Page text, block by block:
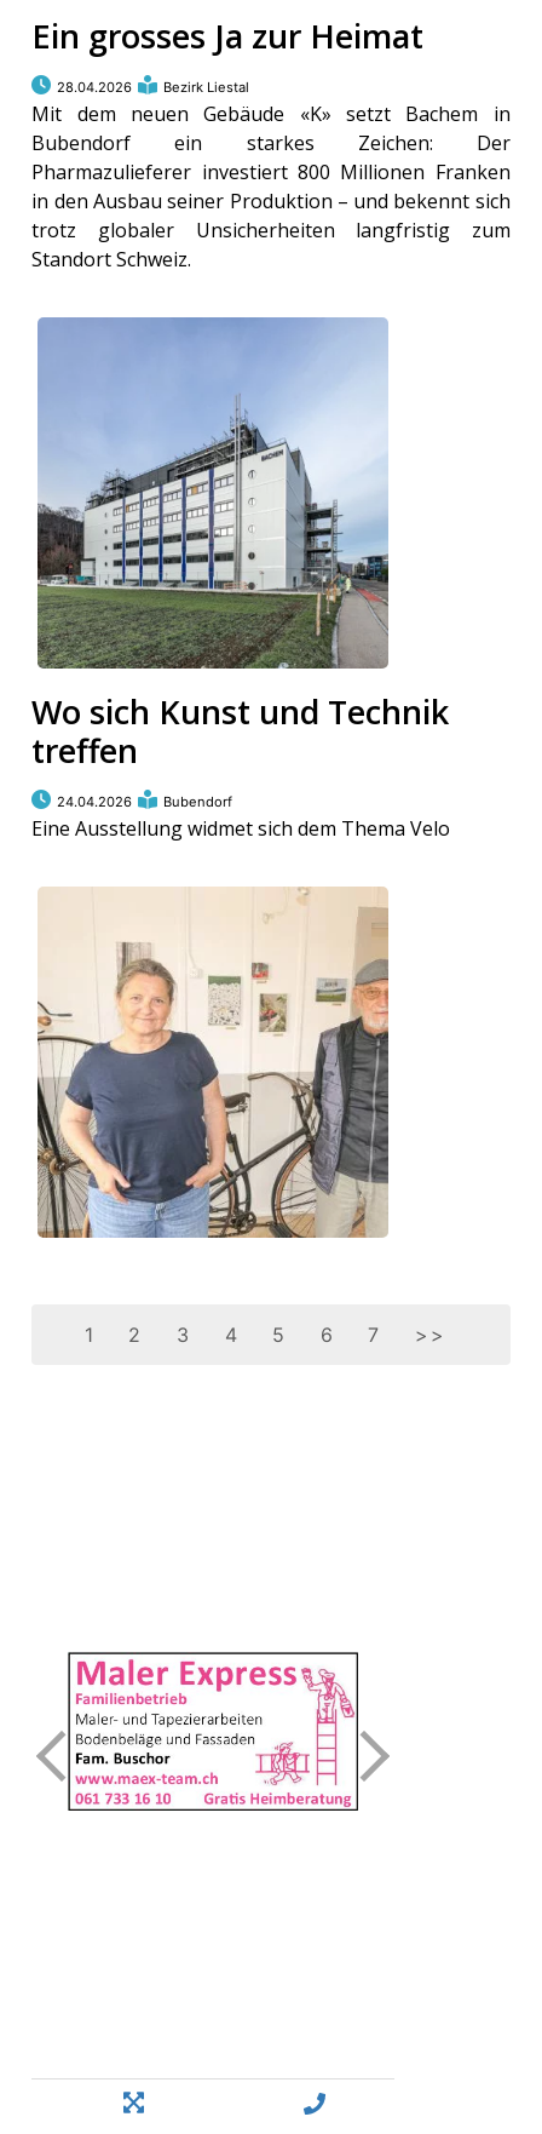
Ein grosses Ja zur Heimat
28.04.2026 Bezirk Liestal
Mit dem neuen Gebäude «K» setzt Bachem in
Bubendorf ein starkes Zeichen: Der
Pharmazulieferer investiert 800 Millionen Franken
in den Ausbau seiner Produktion – und bekennt sich
trotz globaler Unsicherheiten langfristig zum
Standort Schweiz.
Wo sich Kunst und Technik
treffen
24.04.2026 Bubendorf
Eine Ausstellung widmet sich dem Thema Velo
1 2 3 4 5 6 7 >>